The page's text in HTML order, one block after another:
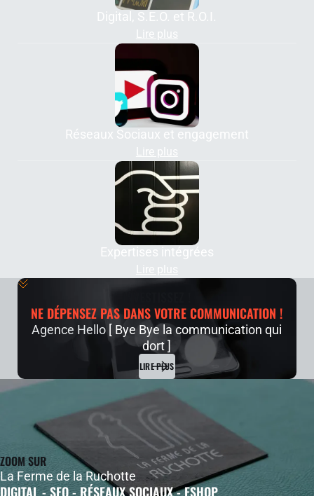
Digital, S.E.O. et R.O.I.
Lire plus
Réseaux Sociaux et engagement
Lire plus
Expertises intégrées
Lire plus
NE DÉPENSEZ PAS DANS VOTRE COMMUNICATION !
Agence Hello [ Bye Bye la communication qui
dort ]
LIRE PLUS
ZOOM SUR
La Ferme de la Ruchotte
DIGITAL - SEO - RÉSEAUX SOCIAUX - ESHOP